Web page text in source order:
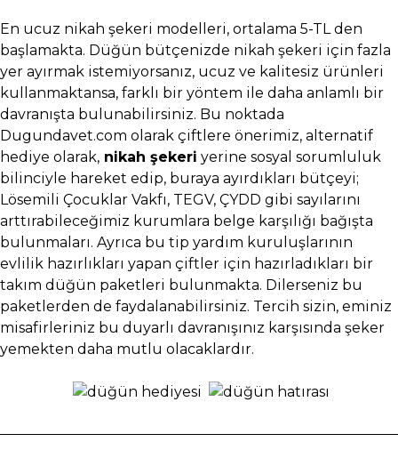
En ucuz nikah şekeri modelleri, ortalama 5-TL den
başlamakta. Düğün bütçenizde nikah şekeri için fazla
yer ayırmak istemiyorsanız, ucuz ve kalitesiz ürünleri
kullanmaktansa, farklı bir yöntem ile daha anlamlı bir
davranışta bulunabilirsiniz. Bu noktada
Dugundavet.com olarak çiftlere önerimiz, alternatif
hediye olarak, nikah şekeri yerine sosyal sorumluluk
bilinciyle hareket edip, buraya ayırdıkları bütçeyi;
Lösemili Çocuklar Vakfı, TEGV, ÇYDD gibi sayılarını
arttırabileceğimiz kurumlara belge karşılığı bağışta
bulunmaları. Ayrıca bu tip yardım kuruluşlarının
evlilik hazırlıkları yapan çiftler için hazırladıkları bir
takım düğün paketleri bulunmakta. Dilerseniz bu
paketlerden de faydalanabilirsiniz. Tercih sizin, eminiz
misafirleriniz bu duyarlı davranışınız karşısında şeker
yemekten daha mutlu olacaklardır.